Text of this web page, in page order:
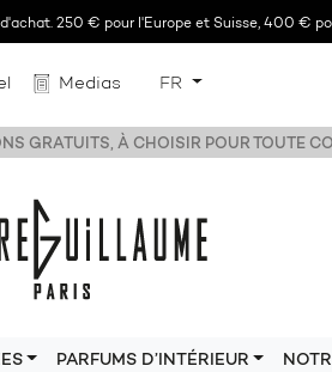
250 € pour l'Europe et Suisse, 400 €
Medias FR
GRATUITS, À CHOISIR POUR TOUTE
PARFUMS D’INTÉRIEUR